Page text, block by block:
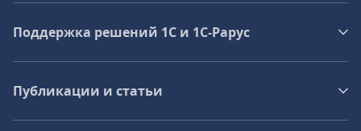
Поддержка решений 1С и 1С‑Рарус
Публикации и статьи